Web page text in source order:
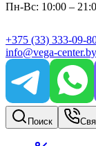
Пн-Вс: 10:00 –
+375 (33) 333-09-
info@vega-center.by
Поиск